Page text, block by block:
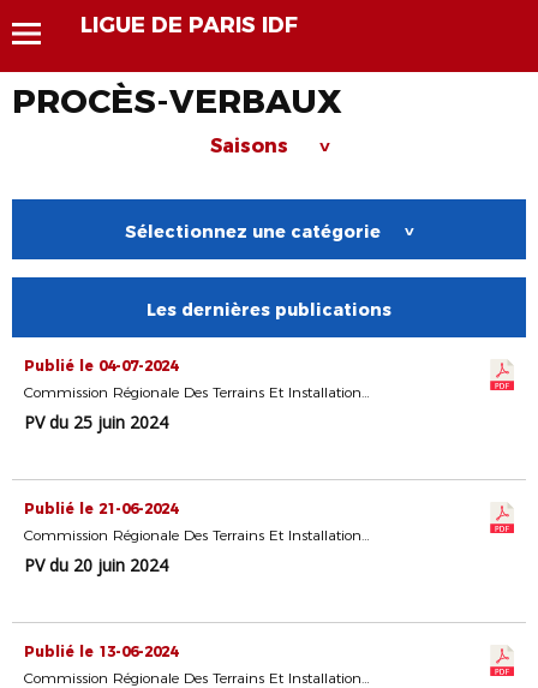
LIGUE DE PARIS IDF
PROCÈS-VERBAUX
Saisons >
Sélectionnez une catégorie >
Les dernières publications
Publié le 04-07-2024
Commission Régionale Des Terrains Et Installations Sportives
PV du 25 juin 2024
Publié le 21-06-2024
Commission Régionale Des Terrains Et Installations Sportives
PV du 20 juin 2024
Publié le 13-06-2024
Commission Régionale Des Terrains Et Installations Sportives